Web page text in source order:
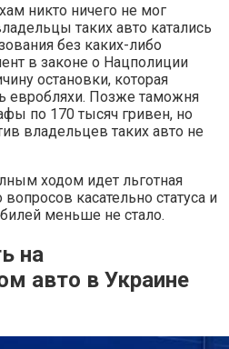
никто ничего не мог
таких авто катались
без каких-либо
в законе о Нацполиции
остановки, которая
евробляхи. Позже таможня
по 170 тысяч гривен, но
владельцев таких авто не
ходом идет льготная
касательно статуса и
меньше не стало.
на
авто в Украине